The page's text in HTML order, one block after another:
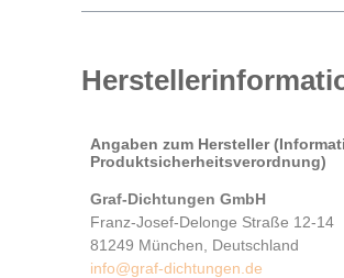
Angaben zum Hersteller
Produktsicherheitsverordnung)
Graf-Dichtungen GmbH
Franz-Josef-Delonge Straße 12-14
81249 München, Deutschland
info@graf-dichtungen.de